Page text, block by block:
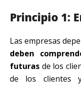
Principio 1:
Las empresas
deben
futuras de los
de los clientes